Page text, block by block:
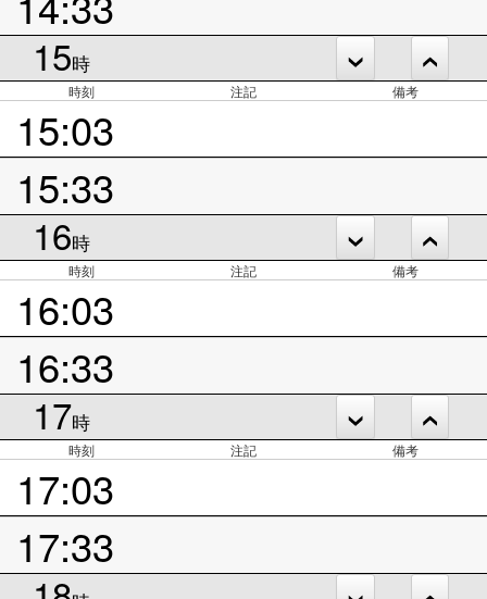
15時
時刻 注記 備考
15:03
15:33
16時
時刻 注記 備考
16:03
16:33
17時
時刻 注記 備考
17:03
17:33